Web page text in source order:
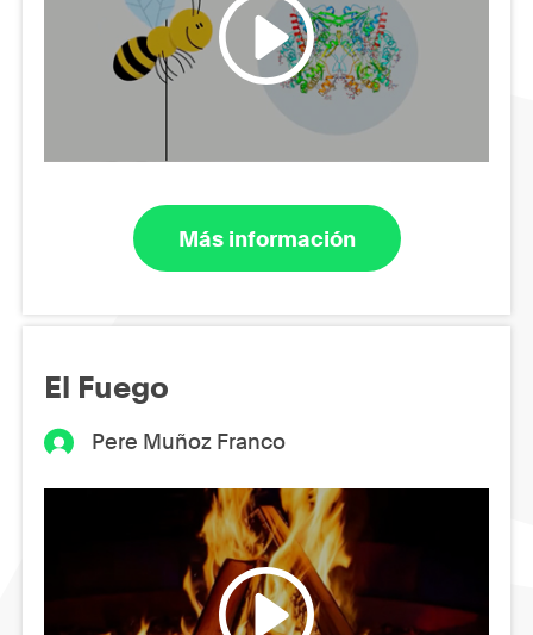
Más información
El Fuego
Pere Muñoz Franco